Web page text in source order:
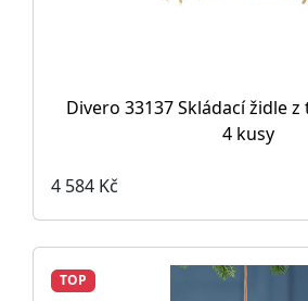
Divero 33137 Skládací židle
4 kusy
4 584 Kč
TOP